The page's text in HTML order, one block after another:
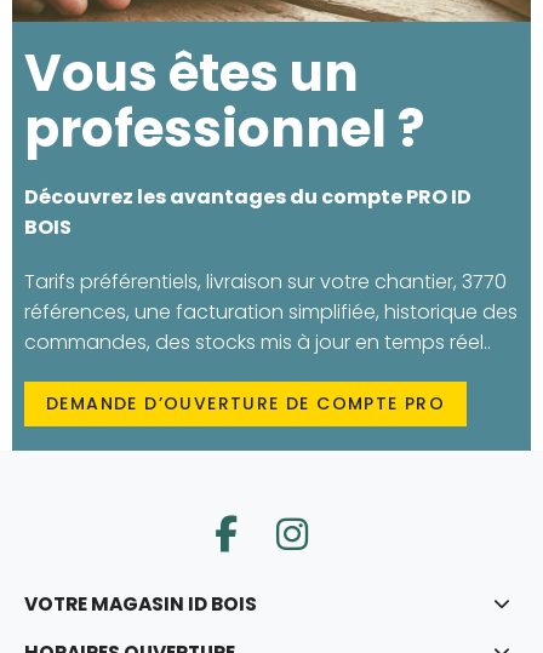
Vous êtes un
professionnel ?
Découvrez les avantages du compte PRO ID
BOIS
Tarifs préférentiels, livraison sur votre chantier, 3770
références, une facturation simplifiée, historique des
commandes, des stocks mis à jour en temps réel..
DEMANDE D’OUVERTURE DE COMPTE PRO
VOTRE MAGASIN ID BOIS